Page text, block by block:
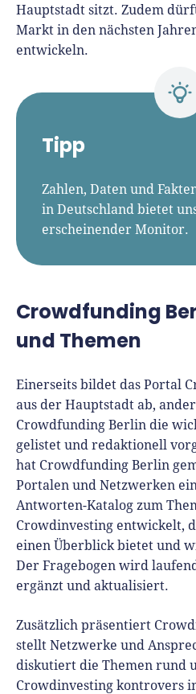
Hauptstadt sitzt. Zudem
Markt in den nächsten
entwickeln.
Tipp
Zahlen, Daten und
in Deutschland bietet
erscheinender Monitor.
Crowdfunding
und Themen
Einerseits bildet das Portal
aus der Hauptstadt ab,
Crowdfunding Berlin die
gelistet und redaktionell
hat Crowdfunding Berlin
Portalen und Netzwerken
Antworten-Katalog zum
Crowdinvesting entwickelt,
einen Überblick bietet und
Der Fragebogen wird
ergänzt und aktualisiert.
Zusätzlich präsentiert
stellt Netzwerke und
diskutiert die Themen rund
Crowdinvesting kontrovers